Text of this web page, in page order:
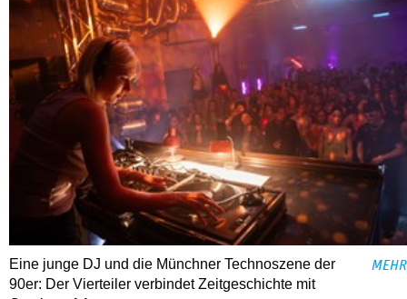
Eine junge DJ und die Münchner Technoszene der
90er: Der Vierteiler verbindet Zeitgeschichte mit
MEHR